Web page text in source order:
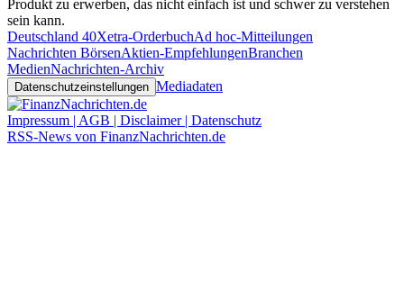
Produkt zu erwerben, das nicht einfach ist und schwer zu verstehen
sein kann.
Deutschland 40Xetra-OrderbuchAd hoc-Mitteilungen
Nachrichten BörsenAktien-EmpfehlungenBranchen
MedienNachrichten-Archiv
Datenschutzeinstellungen Mediadaten
Impressum | AGB | Disclaimer | Datenschutz
RSS-News von FinanzNachrichten.de